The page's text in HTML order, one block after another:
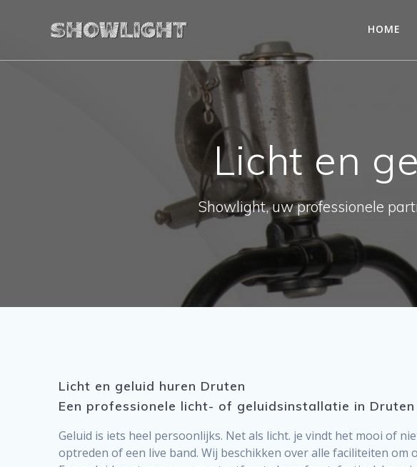
inhoud
HOME
Licht en
Showlight, uw professionele
Licht en geluid huren Druten
Een professionele licht- of geluidsinstallatie in
Geluid is iets heel persoonlijks. Net als licht. je vindt het mooi of
optreden of een live band. Wij beschikken over alle faciliteiten